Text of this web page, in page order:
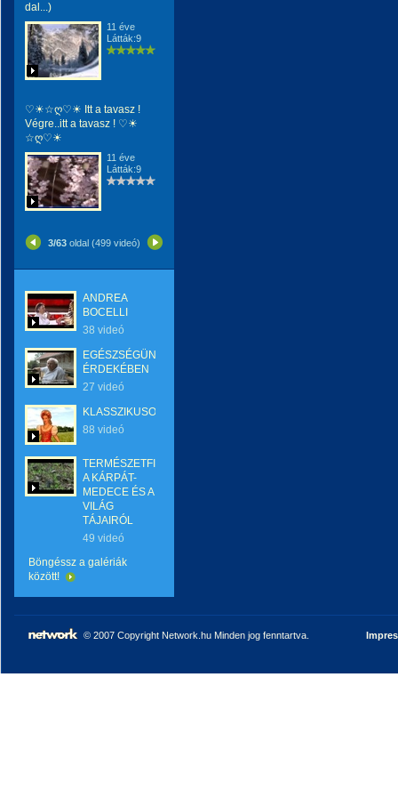
dal...)
11 éve
Látták:9
♡☀☆ღ♡☀ Itt a tavasz !
Végre..itt a tavasz ! ♡☀
☆ღ♡☀
11 éve
Látták:9
3/63 oldal (499 videó)
ANDREA
BOCELLI
38 videó
EGÉSZSÉGÜNK
ÉRDEKÉBEN
27 videó
KLASSZIKUSOK
88 videó
TERMÉSZETFILMEK
A KÁRPÁT-
MEDECE ÉS A
VILÁG
TÁJAIRÓL
49 videó
Böngéssz a galériák
között!
© 2007 Copyright Network.hu Minden jog fenntartva.